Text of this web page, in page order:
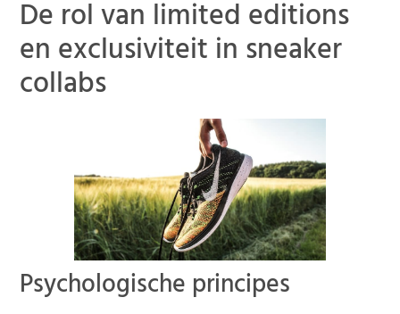
De rol van limited editions
en exclusiviteit in sneaker
collabs
Psychologische principes